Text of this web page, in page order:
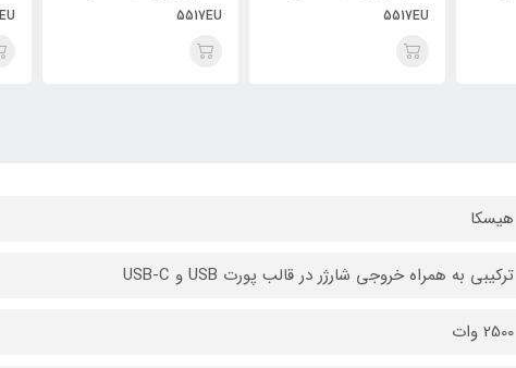
5517EU
5517EU
هیسکا
ترکیبی به همراه خروجی شارژر در قالب پورت USB و USB-C
2500 وات